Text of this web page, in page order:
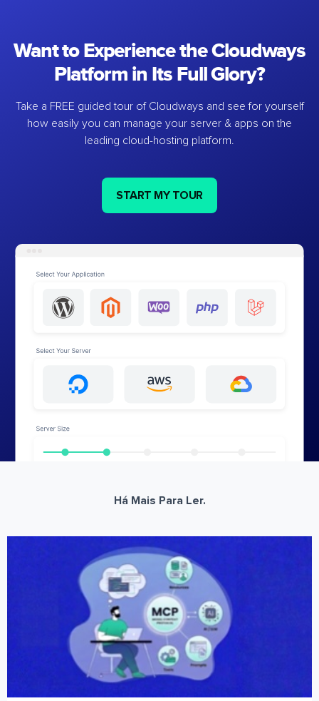
Want to Experience the Cloudways
Platform in Its Full Glory?
Take a FREE guided tour of Cloudways and see for yourself
how easily you can manage your server & apps on the
leading cloud-hosting platform.
START MY TOUR
Há Mais Para Ler.